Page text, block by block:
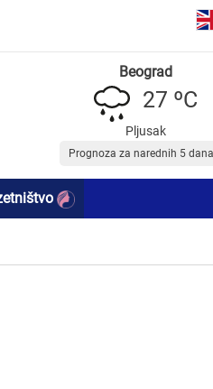
Beograd
27 ºC
Pljusak
Prognoza za narednih 5 dana